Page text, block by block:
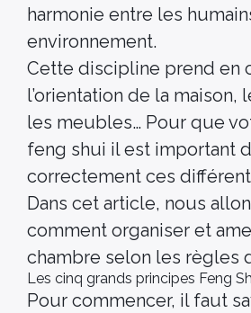
harmonie entre les
environnement.
Cette discipline prend en
l’orientation de la maison,
les meubles… Pour que
feng shui il est important
correctement ces
Dans cet article, nous
comment organiser et
chambre selon les règles
Les cinq grands principes Feng
Pour commencer, il faut